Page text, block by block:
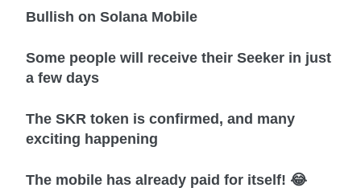
Bullish on Solana Mobile
Some people will receive their Seeker in just
a few days
The SKR token is confirmed, and many
exciting happening
The mobile has already paid for itself! 😂